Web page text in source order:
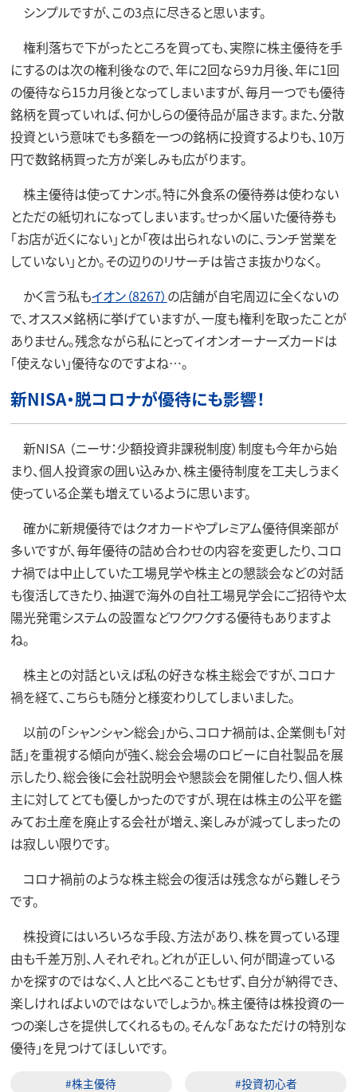
シンプルですが、この3点に尽きると思います。
権利落ちで下がったところを買っても、実際に株主優待を手
にするのは次の権利後なので、年に2回なら9カ月後、年に1回
の優待なら15カ月後となってしまいますが、毎月一つでも優待
銘柄を買っていれば、何かしらの優待品が届きます。また、分散
投資という意味でも多額を一つの銘柄に投資するよりも、10万
円で数銘柄買った方が楽しみも広がります。
株主優待は使ってナンボ。特に外食系の優待券は使わない
とただの紙切れになってしまいます。せっかく届いた優待券も
「お店が近くにない」とか「夜は出られないのに、ランチ営業を
していない」とか。その辺りのリサーチは皆さま抜かりなく。
かく言う私もイオン（8267） の店舗が自宅周辺に全くないの
で、オススメ銘柄に挙げていますが、一度も権利を取ったことが
ありません。残念ながら私にとってイオンオーナーズカードは
「使えない」優待なのですよね…。
新NISA・脱コロナが優待にも影響！
新NISA （ニーサ：少額投資非課税制度）制度も今年から始
まり、個人投資家の囲い込みか、株主優待制度を工夫しうまく
使っている企業も増えているように思います。
確かに新規優待ではクオカードやプレミアム優待倶楽部が
多いですが、毎年優待の詰め合わせの内容を変更したり、コロ
ナ禍では中止していた工場見学や株主との懇談会などの対話
も復活してきたり、抽選で海外の自社工場見学会にご招待や太
陽光発電システムの設置などワクワクする優待もありますよ
ね。
株主との対話といえば私の好きな株主総会ですが、コロナ
禍を経て、こちらも随分と様変わりしてしまいました。
以前の「シャンシャン総会」から、コロナ禍前は、企業側も「対
話」を重視する傾向が強く、総会会場のロビーに自社製品を展
示したり、総会後に会社説明会や懇談会を開催したり、個人株
主に対してとても優しかったのですが、現在は株主の公平を鑑
みてお土産を廃止する会社が増え、楽しみが減ってしまったの
は寂しい限りです。
コロナ禍前のような株主総会の復活は残念ながら難しそう
です。
株投資にはいろいろな手段、方法があり、株を買っている理
由も千差万別、人それぞれ。どれが正しい、何が間違っている
かを探すのではなく、人と比べることもせず、自分が納得でき、
楽しければよいのではないでしょうか。株主優待は株投資の一
つの楽しさを提供してくれるもの。そんな「あなただけの特別な
優待」を見つけてほしいです。
#株主優待 #投資初心者